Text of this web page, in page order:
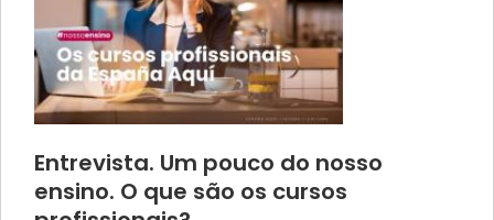
Entrevista. Um pouco do nosso
ensino. O que são os cursos